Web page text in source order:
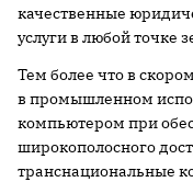
качественные
услуги в любой точке
Тем более что в
в промышленном
компьютером при
широкополосного
транснациональные